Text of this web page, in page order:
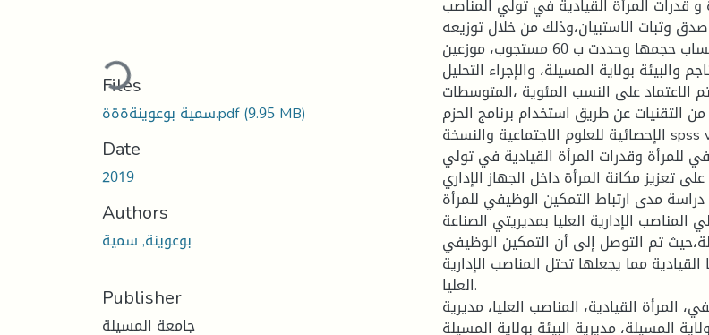
Loading...
Files
سمية بوعوينةةةة.pdf(9.95 MB)
Date
2019
Authors
بوعوينة, سمية
Publisher
جامعة المسيلة
قدرات المرأة القيادية في تولي المناصب
صدق وثبات الاستبيان،وذلك من خلال توزيعه
على عينة الدراسة ،والتي تم احتساب حجمها وحددت ب 60 مستجوب، موزعين
بولاية المسيلة، والإجراء التحليل
الاعتماد على النسب المئوية ،المتوسطات
من التقنيات عن طريق استخدام برنامج الحزم
الإحصائية للعلوم الاجتماعية والنسخة spss version 21 .01)) وكانت نتيجة
للمرأة وقدرات المرأة القيادية في تولي
تعزيز مكانة المرأة داخل الجهاز الإداري .
دراسة مدى ارتباط التمكين الوظيفي للمرأة
المناصب الإدارية العليا بمديريتي الصناعة
تم التوصل إلى أن التمكين الوظيفي
مما يجعلها تحتل المناصب الإدارية
العليا.
المرأة القيادية، المناصب العليا، مديرية
المسيلة، مديرية البيئة بولاية المسيلة.